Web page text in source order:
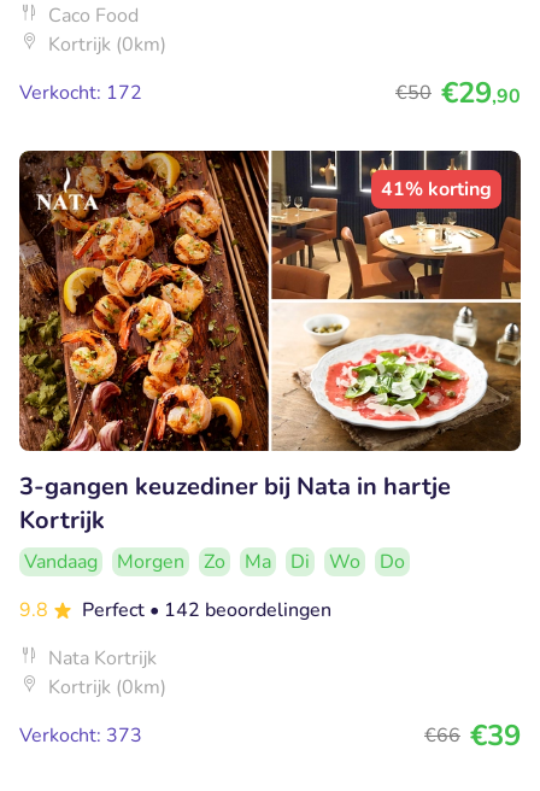
Caco Food
Kortrijk (0km)
Verkocht: 172
€50 €29,90
41% korting
3-gangen keuzediner bij Nata in hartje
Kortrijk
Vandaag Morgen Zo Ma Di Wo
Do
9.8
Perfect • 142 beoordelingen
Nata Kortrijk
Kortrijk (0km)
Verkocht: 373
€66 €39